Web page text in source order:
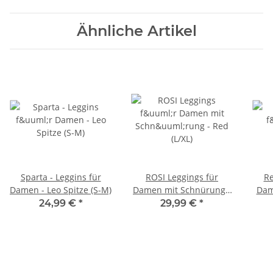
Ähnliche Artikel
Sparta - Leggins für
Damen - Leo Spitze (S-M)
24,99 € *
ROSI Leggings für
Damen mit Schnürung -
Red (L/XL)
29,99 € *